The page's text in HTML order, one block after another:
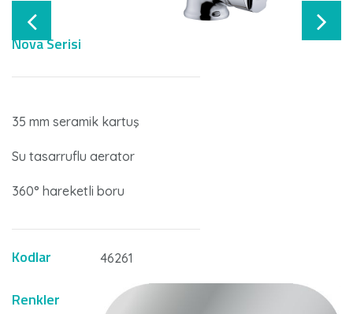
Nova Serisi
35 mm seramik kartuş
Su tasarruflu aerator
360° hareketli boru
Kodlar 46261
Renkler